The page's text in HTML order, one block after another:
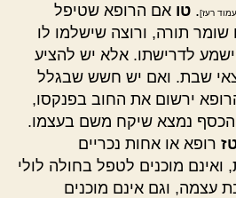
רעז]. טו אם הרופא שטיפל
שומר תורה, ורוצה שישלמו לו
לדרישתו. אלא יש להציע
שבת. ואם יש חשש שבגלל
ירשום את החוב בפנקסו,
הכסף נמצא שיקח משם בעצמו.
רופא או אחות נכריים
מוכנים לטפל בחולה לולי
וגם אינם מוכנים